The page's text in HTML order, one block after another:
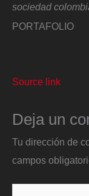
sociedad
PORTAFOLIO
Source link
Deja un
Tu dirección de
campos